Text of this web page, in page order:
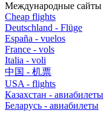
Международные сайты
Cheap flights
Deutschland - Flüge
España - vuelos
France - vols
Italia - voli
中国 - 机票
USA - flights
Казахстан - авиабилеты
Беларусь - авиабилеты